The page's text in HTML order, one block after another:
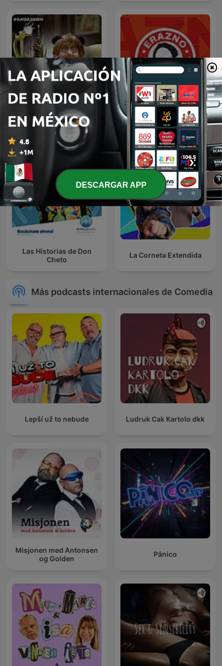
Panda Show (NO OFICIAL)
Erazno y La Chokolata El
Podcast
Las Historias de Don
Cheto
La Corneta Extendida
Más podcasts internacionales de Comedia
Lepší už to nebude Ludruk Cak Kartolo dkk
Misjonen med Antonsen
og Golden
Pânico
DESCARGAR APP